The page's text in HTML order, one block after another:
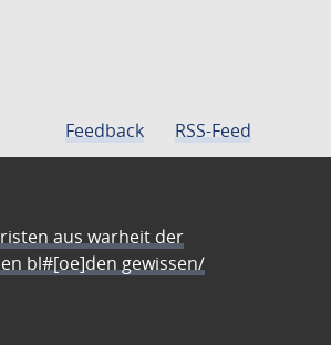
Feedback RSS-Feed
aus warheit der
bl#[oe]den gewissen/